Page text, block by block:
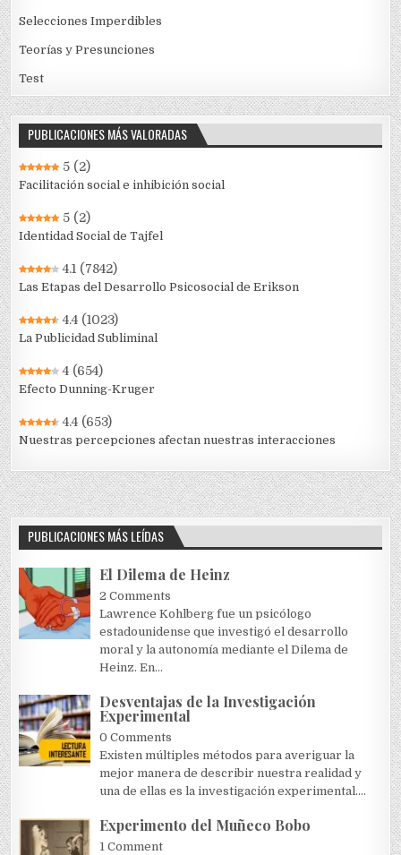
Selecciones Imperdibles
Teorías y Presunciones
Test
PUBLICACIONES MÁS VALORADAS
5 (2)
Facilitación social e inhibición social
5 (2)
Identidad Social de Tajfel
4.1 (7842)
Las Etapas del Desarrollo Psicosocial de Erikson
4.4 (1023)
La Publicidad Subliminal
4 (654)
Efecto Dunning-Kruger
4.4 (653)
Nuestras percepciones afectan nuestras interacciones
PUBLICACIONES MÁS LEÍDAS
El Dilema de Heinz
2 Comments
Lawrence Kohlberg fue un psicólogo
estadounidense que investigó el desarrollo
moral y la autonomía mediante el Dilema de
Heinz. En...
Desventajas de la Investigación
Experimental
0 Comments
Existen múltiples métodos para averiguar la
mejor manera de describir nuestra realidad y
una de ellas es la investigación experimental....
Experimento del Muñeco Bobo
1 Comment